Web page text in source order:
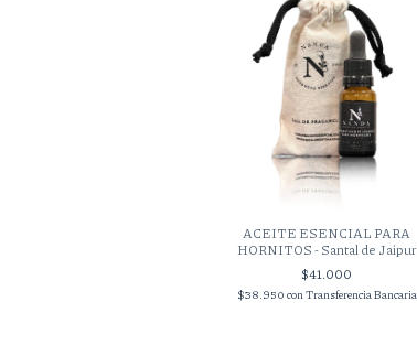
ACEITE ESENCIAL PARA
HORNITOS - Santal de Jaipur
$41.000
$38.950 con Transferencia Bancaria